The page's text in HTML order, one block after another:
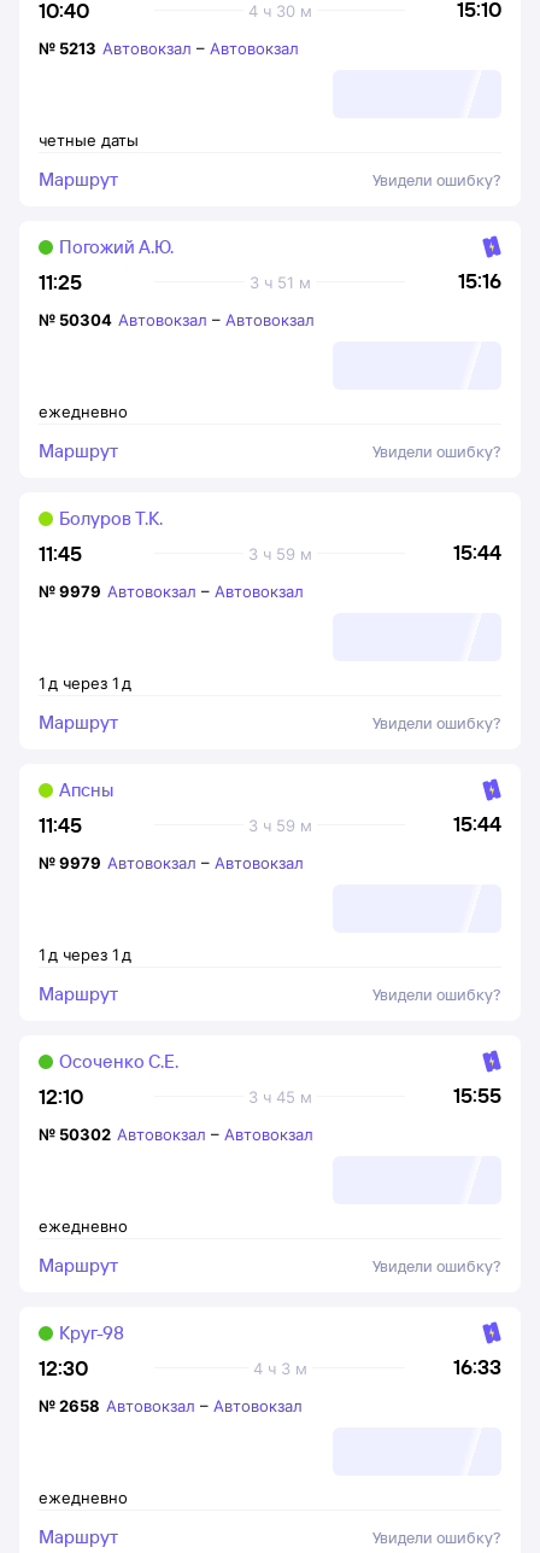
10:40 15:10
4 ч 30 м
четные даты
№ 5213 Автовокзал – Автовокзал
Маршрут Увидели ошибку?
11:25 15:16
3 ч 51 м
Погожий А.Ю.
ежедневно
№ 50304 Автовокзал – Автовокзал
Маршрут Увидели ошибку?
11:45 15:44
3 ч 59 м
Болуров Т.К.
1 д через 1 д
№9979 Автовокзал – Автовокзал
Маршрут Увидели ошибку?
11:45 15:44
3 ч 59 м
Апсны
1 д через 1 д
№9979 Автовокзал – Автовокзал
Маршрут Увидели ошибку?
12:10 15:55
3 ч 45 м
Осоченко С.Е.
ежедневно
№ 50302 Автовокзал – Автовокзал
Маршрут Увидели ошибку?
12:30 16:33
4 ч 3 м
Круг-98
ежедневно
№2658 Автовокзал – Автовокзал
Маршрут Увидели ошибку?